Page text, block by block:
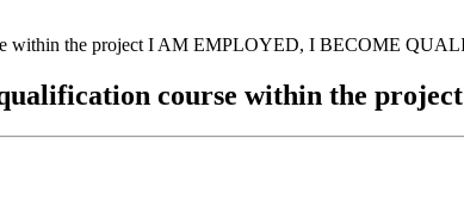
within the project I AM EMPLOYED, I BECOME
course within the